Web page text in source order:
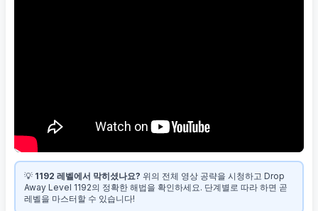
💡 1192 레벨에서 막히셨나요? 위의 전체 영상 공략을 시청하고 Drop
Away Level 1192의 정확한 해법을 확인하세요. 단계별로 따라 하면 곧
레벨을 마스터할 수 있습니다!